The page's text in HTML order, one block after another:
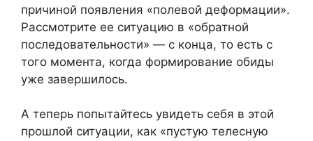
причиной появления «полевой деформации».
Рассмотрите ее ситуацию в «обратной
последовательности» — с конца, то есть с
того момента, когда формирование обиды
уже завершилось.
А теперь попытайтесь увидеть себя в этой
прошлой ситуации, как «пустую телесную